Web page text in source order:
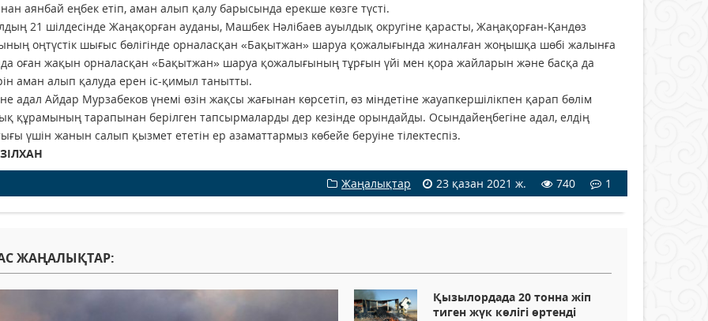
аянбай еңбек етіп, аман алып қалу барысында ерекше көзге түсті.
21 шілдесінде Жаңақорған ауданы, Машбек Нәлібаев ауылдық округіне қарасты, Жаңақорған-Қандөз
оңтүстік шығыс бөлігінде орналасқан «Бақытжан» шаруа қожалығында жиналған жоңышқа шөбі жалынға
оған жақын орналасқан «Бақытжан» шаруа қожалығының тұрғын үйі мен қора жайларын және басқа да
аман алып қалуда ерен іс-қимыл танытты.
адал Айдар Мурзабеков үнемі өзін жақсы жағынан көрсетіп, өз міндетіне жауапкершілікпен қарап бөлім
құрамының тарапынан берілген тапсырмаларды дер кезінде орындайды. Осындайеңбегіне адал, елдің
үшін жанын салып қызмет ететін ер азаматтармыз көбейе беруіне тілектеспіз.
Жаңалықтар
23 қазан 2021 ж. 740 1
ЖАҢАЛЫҚТАР:
Қызылордада 20 тонна жіп
тиген жүк көлігі өртенді